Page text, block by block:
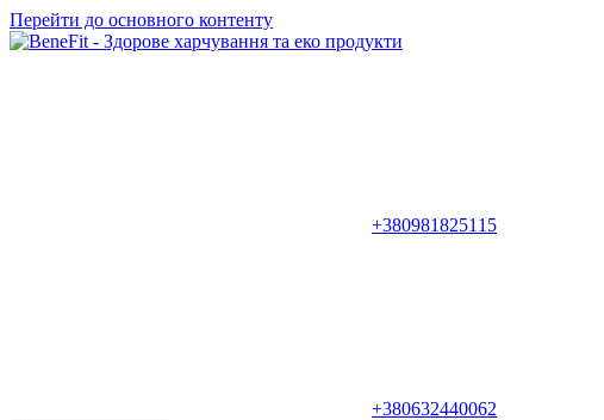
Перейти до основного контенту
+380981825115
+380632440062